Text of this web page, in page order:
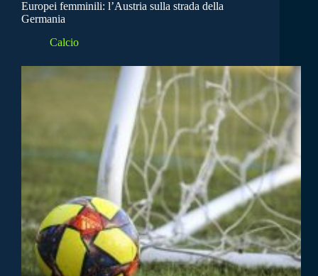
Europei femminili: l’Austria sulla strada della
Germania
Calcio